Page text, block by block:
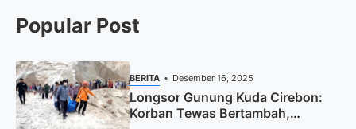
Popular Post
BERITA Desember 16, 2025
Longsor Gunung Kuda Cirebon:
Korban Tewas Bertambah,